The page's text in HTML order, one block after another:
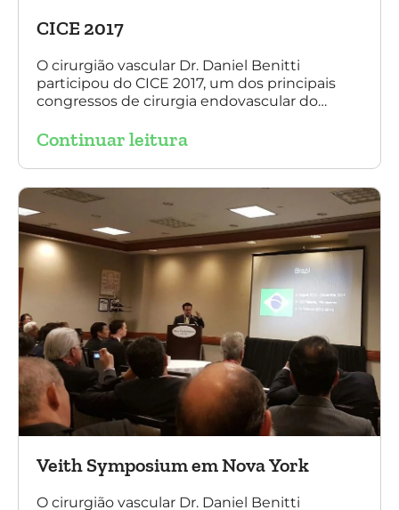
CICE 2017
O cirurgião vascular Dr. Daniel Benitti
participou do CICE 2017, um dos principais
congressos de cirurgia endovascular do
sobre a experiência brasileira no tratamento
multilayer. Mais de 200 pacientes operados
sem nenhum caso de paraplegia!
Continuar leitura
Veith Symposium em Nova York
O cirurgião vascular Dr. Daniel Benitti